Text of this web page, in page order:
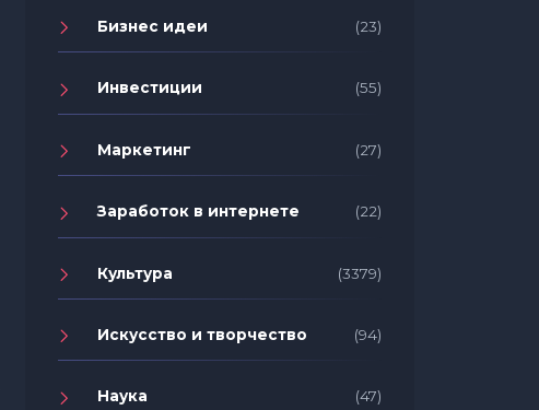
Бизнес идеи (23)
Инвестиции (55)
Маркетинг (27)
Заработок в интернете (22)
Культура (3379)
Искусство и творчество (94)
Наука (47)